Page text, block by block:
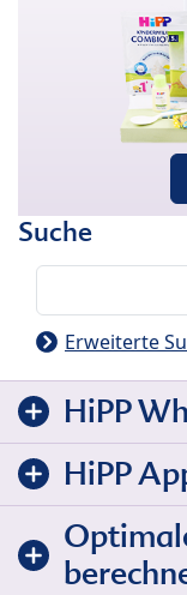
Suche
Erweiterte
HiPP
HiPP